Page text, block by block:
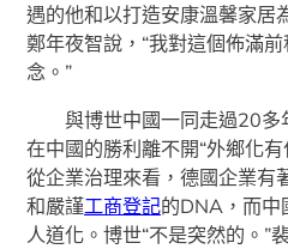
遇的他和以打造安康溫馨家居
鄭年夜智說，“我對這個佈滿
念。”
與博世中國一同走過20多
在中國的勝利離不開“外鄉化有
從企業治理來看，德國企業有
和嚴謹工商登記的DNA，而中
人道化。博世“不是突然的。”